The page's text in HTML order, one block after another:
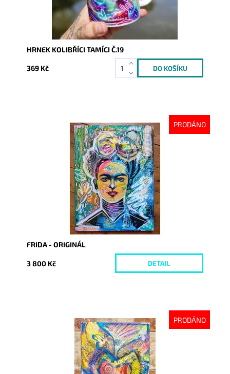
HRNEK KOLIBŘÍCI TAMÍCI Č.19
369 Kč
PRODÁNO
Vyprodáno
8681
FRIDA - ORIGINÁL
3 800 Kč DETAIL
PRODÁNO
Vyprodáno
9362